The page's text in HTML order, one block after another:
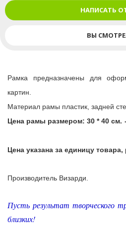
НАПИСАТЬ
ВЫ
Рамка предназначены для
картин.
Материал рамы пластик, задней
Цена рамы размером:30 * 40 см.
Цена указана за единицу
Производитель Визарди.
Пусть результат творческого
близких!